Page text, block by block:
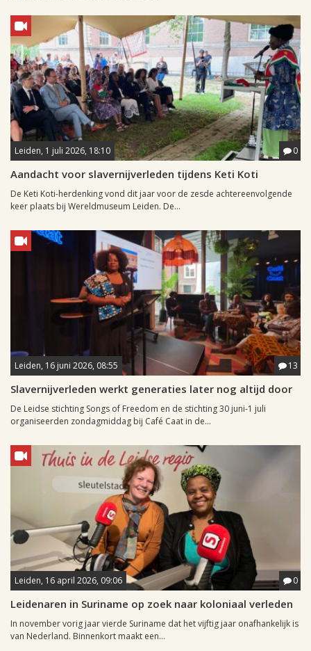
Leiden, 1 juli 2026, 18:10 0
Aandacht voor slavernijverleden tijdens Keti Koti
De Keti Koti-herdenking vond dit jaar voor de zesde achtereenvolgende
keer plaats bij Wereldmuseum Leiden. De...
Leiden, 16 juni 2026, 08:55 13
Slavernijverleden werkt generaties later nog altijd door
De Leidse stichting Songs of Freedom en de stichting 30 juni-1 juli
organiseerden zondagmiddag bij Café Caat in de...
Leiden, 16 april 2026, 09:06 0
Leidenaren in Suriname op zoek naar koloniaal verleden
In november vorig jaar vierde Suriname dat het vijftig jaar onafhankelijk is
van Nederland. Binnenkort maakt een...